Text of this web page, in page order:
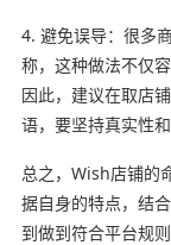
4. 避免误导：很多
称，这种做法不仅
因此，建议在取店
语，要坚持真实性和
总之，Wish店铺的
据自身的特点，结
到做到符合平台规